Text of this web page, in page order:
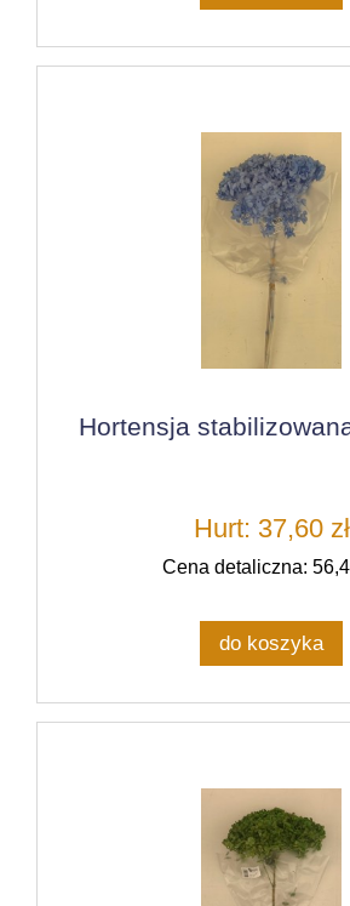
Hortensja
Hurt: 37,60 zł
Cena detaliczna:
do koszyka